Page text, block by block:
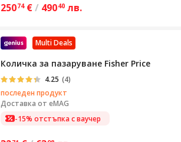
25074 €/ 49040 лв.
Multi Deals
Количка за пазаруване Fisher Price
4.25 (4)
последен продукт
Доставка от eMAG
-15% отстъпка с ваучер